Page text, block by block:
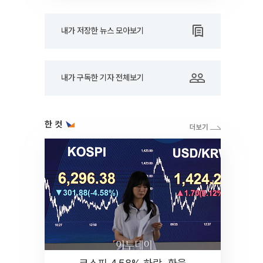
내가 저장한 뉴스 모아보기
내가 구독한 기자 전체보기
한 컷